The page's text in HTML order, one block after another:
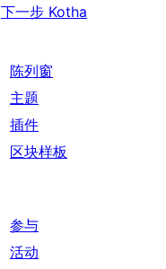
下一步 Kotha
陈列窗
主题
插件
区块样板
参与
活动